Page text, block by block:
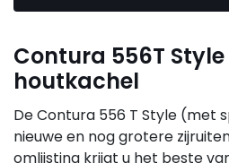
Contura 556T
houtkachel
De Contura 556 T Style (met
nieuwe en nog grotere
omlijsting krijgt u het beste